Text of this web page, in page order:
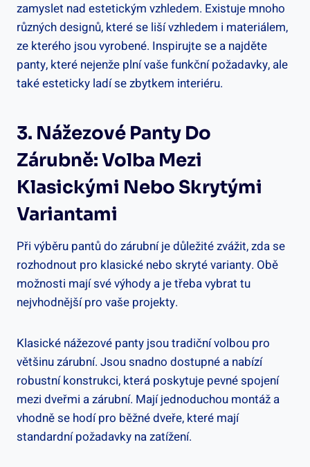
zamyslet nad estetickým vzhledem. Existuje mnoho
různých designů, které se liší vzhledem i materiálem,
ze kterého jsou vyrobené. Inspirujte se a najděte
panty, které nejenže plní vaše funkční požadavky, ale
také esteticky ladí se zbytkem interiéru.
3. Nážezové Panty Do
Zárubně: Volba Mezi
Klasickými Nebo Skrytými
Variantami
Při výběru pantů do zárubní je důležité zvážit, zda se
rozhodnout pro klasické nebo skryté varianty. Obě
možnosti mají své výhody a je třeba vybrat tu
nejvhodnější pro vaše projekty.
Klasické nážezové panty jsou tradiční volbou pro
většinu zárubní. Jsou snadno dostupné a nabízí
robustní konstrukci, která poskytuje pevné spojení
mezi dveřmi a zárubní. Mají jednoduchou montáž a
vhodně se hodí pro běžné dveře, které mají
standardní požadavky na zatížení.